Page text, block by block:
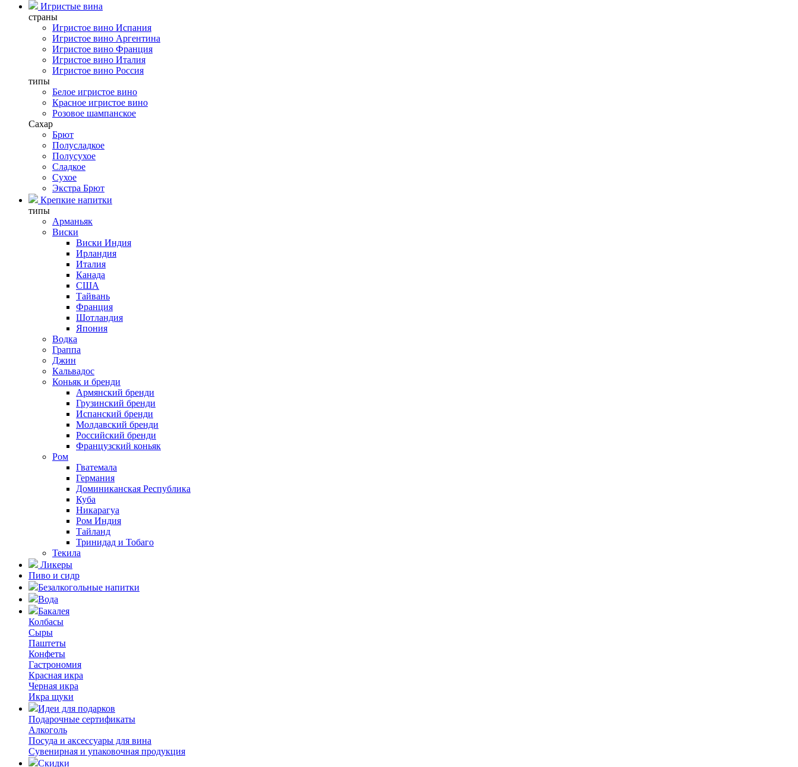
Игристые вина
страны
Игристое вино Испания
Игристое вино Аргентина
Игристое вино Франция
Игристое вино Италия
Игристое вино Россия
типы
Белое игристое вино
Красное игристое вино
Розовое шампанское
Сахар
Брют
Полусладкое
Полусухое
Сладкое
Сухое
Экстра Брют
Крепкие напитки
типы
Арманьяк
Виски
Виски Индия
Ирландия
Италия
Канада
США
Тайвань
Франция
Шотландия
Япония
Водка
Граппа
Джин
Кальвадос
Коньяк и бренди
Армянский бренди
Грузинский бренди
Испанский бренди
Молдавский бренди
Российский бренди
Французский коньяк
Ром
Гватемала
Германия
Доминиканская Республика
Куба
Никарагуа
Ром Индия
Тайланд
Тринидад и Тобаго
Текила
Ликеры
Пиво и сидр
Безалкогольные напитки
Вода
Бакалея
Колбасы
Сыры
Паштеты
Конфеты
Гастрономия
Красная икра
Черная икра
Икра щуки
Идеи для подарков
Подарочные сертификаты
Алкоголь
Посуда и аксессуары для вина
Сувенирная и упаковочная продукция
Скидки